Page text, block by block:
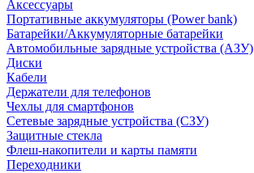
Аксессуары
Портативные аккумуляторы (Power bank)
Батарейки/Аккумуляторные батарейки
Автомобильные зарядные устройства (АЗУ)
Диски
Кабели
Держатели для телефонов
Чехлы для смартфонов
Сетевые зарядные устройства (СЗУ)
Защитные стекла
Флеш-накопители и карты памяти
Переходники